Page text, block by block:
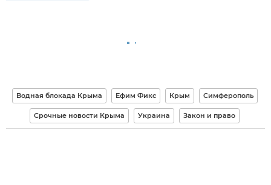
Водная блокада Крыма Ефим Фикс Крым Симферополь
Срочные новости Крыма Украина Закон и право